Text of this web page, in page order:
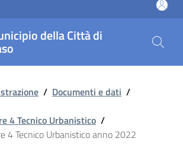
della Città di
Settore 4
/ Documenti e dati /
4 Tecnico Urbanistico /
4 Tecnico Urbanistico anno 2022